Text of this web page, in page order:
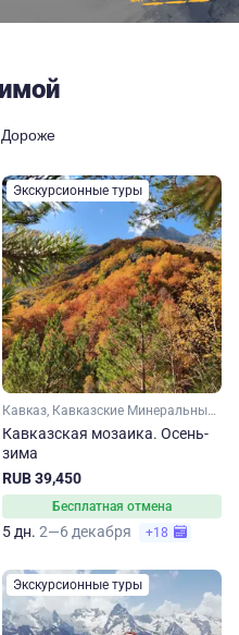
Дороже
Экскурсионные туры
Кавказ, Кавказские Минеральные Воды, Кабардино-Балкария, Эльбрус, Домбай, Карачаево-Черкесия
Кавказская мозаика. Осень-
зима
RUB 39,450
Бесплатная отмена
5 дн. 2—6 декабря +18
Экскурсионные туры